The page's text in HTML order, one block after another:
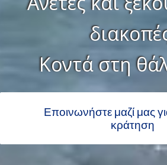
Κοντά στη
Εποινωνήστε μαζί μας
κράτηση